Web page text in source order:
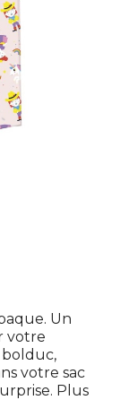
Un
votre
bolduc,
votre sac
Plus